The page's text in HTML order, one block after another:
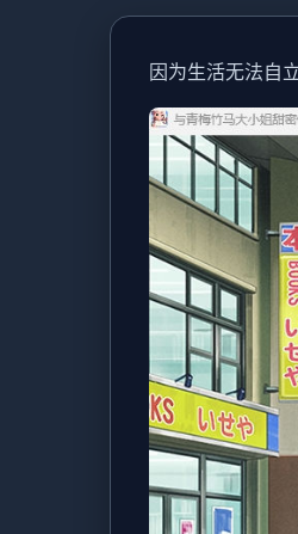
因为生活无法自